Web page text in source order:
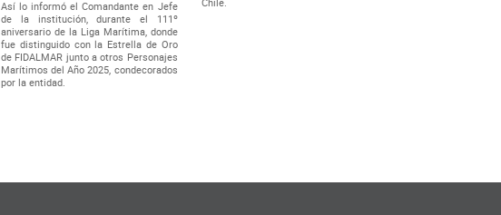
Así lo informó el Comandante en Jefe
de la institución, durante el 111º
aniversario de la Liga Marítima, donde
fue distinguido con la Estrella de Oro
de FIDALMAR junto a otros Personajes
Marítimos del Año 2025, condecorados
por la entidad.